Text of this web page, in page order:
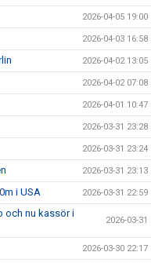
2026-04-05 19:00
2026-04-03 16:58
2026-04-02 13:05
2026-04-02 07:08
2026-04-01 10:47
2026-03-31 23:28
2026-03-31 23:24
2026-03-31 23:13
i USA 2026-03-31 22:59
och nu kassör i
2026-03-31
2026-03-30 22:17